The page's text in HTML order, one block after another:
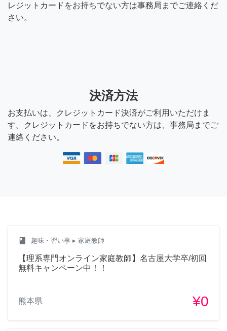
レジットカードをお持ちでない方は事務局までご連絡くだ
さい。
決済方法
お支払いは、クレジットカード決済がご利用いただけま
す。クレジットカードをお持ちでない方は、事務局までご
連絡ください。
class 趣味・習い事 ▸ 家庭教師
【理系専門オンライン家庭教師】名古屋大学卒/初回
無料キャンペーン中！！
熊本県 ¥0